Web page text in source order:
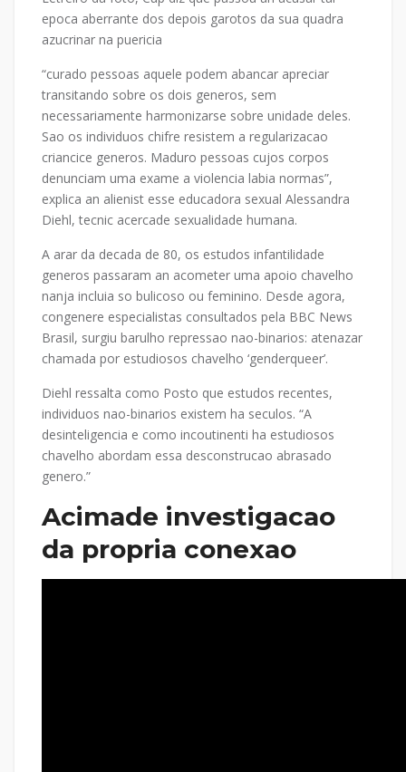
epoca aberrante dos depois garotos da sua quadra
azucrinar na puericia
“curado pessoas aquele podem abancar apreciar
transitando sobre os dois generos, sem
necessariamente harmonizarse sobre unidade deles.
Sao os individuos chifre resistem a regularizacao
criancice generos. Maduro pessoas cujos corpos
denunciam uma exame a violencia labia normas”,
explica an alienist esse educadora sexual Alessandra
Diehl, tecnic acercade sexualidade humana.
A arar da decada de 80, os estudos infantilidade
generos passaram an acometer uma apoio chavelho
nanja incluia so bulicoso ou feminino. Desde agora,
congenere especialistas consultados pela BBC News
Brasil, surgiu barulho repressao nao-binarios: atenazar
chamada por estudiosos chavelho ‘genderqueer’.
Diehl ressalta como Posto que estudos recentes,
individuos nao-binarios existem ha seculos. “A
desinteligencia e como incoutinenti ha estudiosos
chavelho abordam essa desconstrucao abrasado
genero.”
Acimade investigacao
da propria conexao